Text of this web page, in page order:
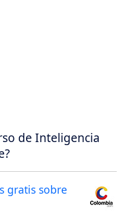
de Inteligencia